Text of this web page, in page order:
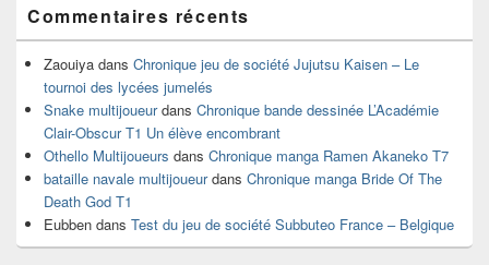
Commentaires récents
Zaouiya dans Chronique jeu de société Jujutsu Kaisen – Le
tournoi des lycées jumelés
Snake multijoueurdans Chronique bande dessinée L’Académie
Clair-Obscur T1 Un élève encombrant
Othello Multijoueurs dans Chronique manga Ramen Akaneko T7
bataille navale multijoueurdans Chronique manga Bride Of The
Death God T1
Eubben dans Test du jeu de société Subbuteo France – Belgique